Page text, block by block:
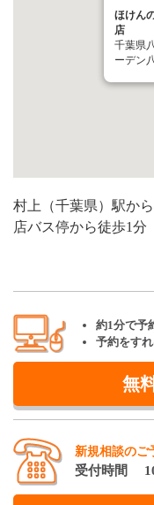
ほけん
店
千葉県
ーデン
村上（千葉県）駅か
店バス停から徒歩1分
約1分で予
予約をす
無
新規相談のご
受付時間